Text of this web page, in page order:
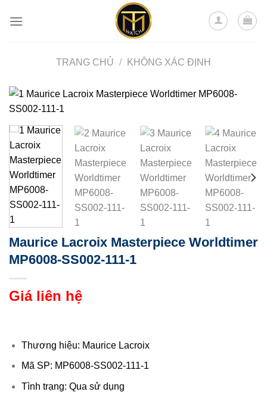
TRANG CHỦ / KHÔNG XÁC ĐỊNH
Maurice Lacroix Masterpiece Worldtimer
MP6008-SS002-111-1
Giá liên hệ
Thương hiệu: Maurice Lacroix
Mã SP: MP6008-SS002-111-1
Tình trạng: Qua sử dụng